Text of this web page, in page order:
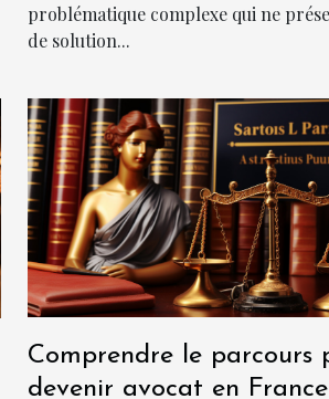
problématique complexe qui ne
de solution...
Comprendre le parcours
devenir avocat en France